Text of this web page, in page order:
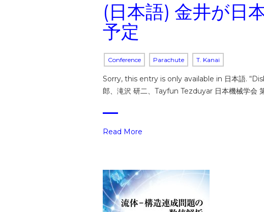
(日本語) 金井が日
予定
Conference Parachute T. Kanai
Sorry, this entry is only available in 日本語.
郎、滝沢 研二、Tayfun Tezduyar 日本機械学会
Read More